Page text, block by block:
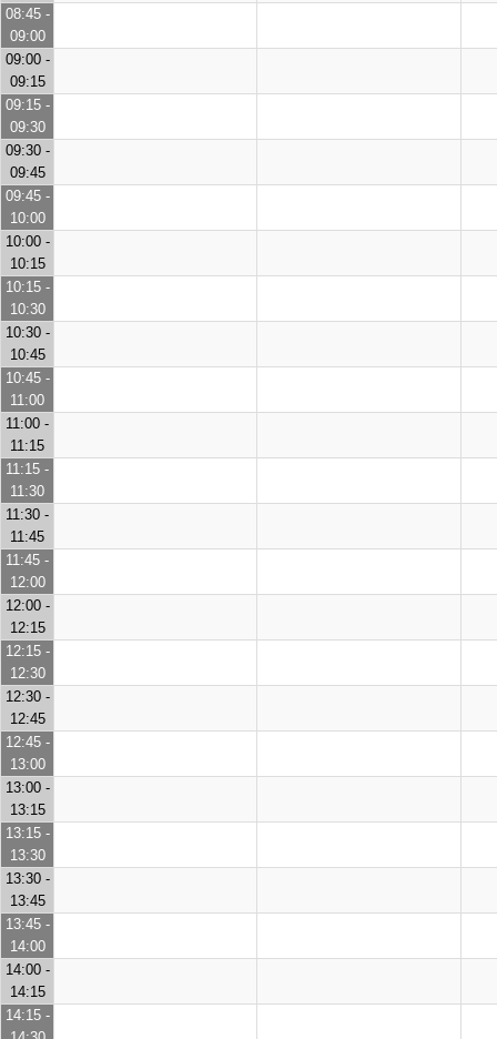
08:45 -
09:00
09:00 -
09:15
09:15 -
09:30
09:30 -
09:45
09:45 -
10:00
10:00 -
10:15
10:15 -
10:30
10:30 -
10:45
10:45 -
11:00
11:00 -
11:15
11:15 -
11:30
11:30 -
11:45
11:45 -
12:00
12:00 -
12:15
12:15 -
12:30
12:30 -
12:45
12:45 -
13:00
13:00 -
13:15
13:15 -
13:30
13:30 -
13:45
13:45 -
14:00
14:00 -
14:15
14:15 -